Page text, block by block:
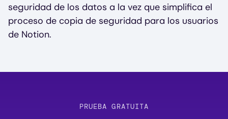
seguridad de los datos a la vez que simplifica el
proceso de copia de seguridad para los usuarios
de Notion.
PRUEBA GRATUITA